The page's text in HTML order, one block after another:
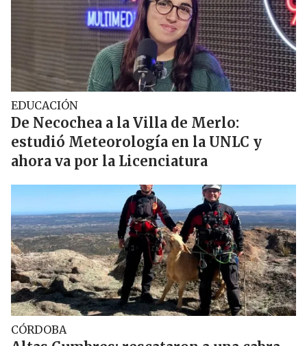
EDUCACIÓN
De Necochea a la Villa de Merlo:
estudió Meteorología en la UNLC y
ahora va por la Licenciatura
CÓRDOBA